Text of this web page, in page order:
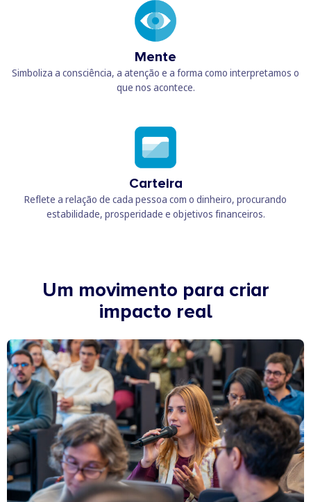
Mente
Simboliza a consciência, a atenção e a forma como interpretamos o
que nos acontece.
Carteira
Reflete a relação de cada pessoa com o dinheiro, procurando
estabilidade, prosperidade e objetivos financeiros.
Um movimento para criar
impacto real